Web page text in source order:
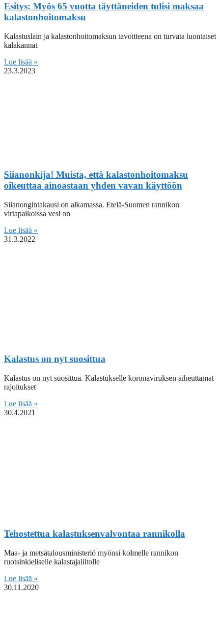
Esitys: Myös 65 vuotta täyttäneiden tulisi maksaa
kalastonhoitomaksu
Kalastuslain ja kalastonhoitomaksun tavoitteena on turvata luontaiset
kalakannat
Lue lisää »
23.3.2023
Siianonkija! Muista, että kalastonhoitomaksu
oikeuttaa ainoastaan yhden vavan käyttöön
Siianongintakausi on alkamassa. Etelä-Suomen rannikon
virtapaikoissa vesi on
Lue lisää »
31.3.2022
Kalastus on nyt suosittua
Kalastus on nyt suosittua. Kalastukselle koronaviruksen aiheuttamat
rajoitukset
Lue lisää »
30.4.2021
Tehostettua kalastuksenvalvontaa rannikolla
Maa- ja metsätalousministeriö myönsi kolmelle rannikon
ruotsinkieliselle kalastajaliitolle
Lue lisää »
30.11.2020